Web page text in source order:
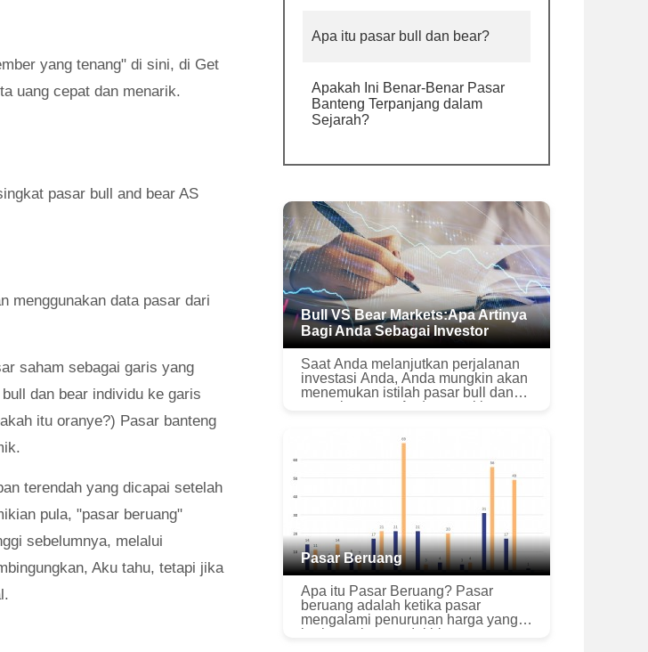
yang tenang" di sini, di Get
uang cepat dan menarik.
pasar bull and bear AS
menggunakan data pasar dari
saham sebagai garis yang
dan bear individu ke garis
itu oranye?) Pasar banteng
terendah yang dicapai setelah
pula, "pasar beruang"
sebelumnya, melalui
Aku tahu, tetapi jika
Apa itu pasar bull dan bear?
Apakah Ini Benar-Benar Pasar
Banteng Terpanjang dalam
Sejarah?
Bull VS Bear Markets:Apa Artinya
Bagi Anda Sebagai Investor
Saat Anda melanjutkan perjalanan
investasi Anda, Anda mungkin akan
menemukan istilah pasar bull dan
pasar beruang. Anda mungkin
Pasar Beruang
Apa itu Pasar Beruang? Pasar
beruang adalah ketika pasar
mengalami penurunan harga yang
berkepanjangan. Ini biasanya